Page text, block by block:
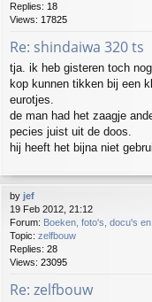
Replies: 18
Views: 17825
Re: shindaiwa 320 ts
tja. ik heb gisteren toch
kop kunnen tikken bij een
eurotjes.
de man had het zaagje
pecies juist uit de doos.
hij heeft het bijna niet
by jef
19 Feb 2012, 21:12
Forum: Boeken, foto's, docu's en
Topic: zelfbouw
Replies: 28
Views: 23095
Re: zelfbouw